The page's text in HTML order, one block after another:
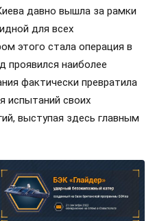
давно вышла за рамки
для всех
этого стала операция в
проявился наиболее
фактически превратила
испытаний своих
выступая здесь главным